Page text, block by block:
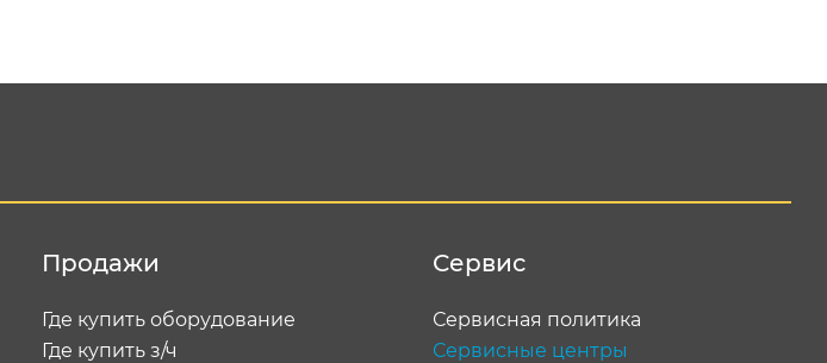
Продажи
Где купить оборудование
Где купить з/ч
Сервис
Сервисная политика
Сервисные центры